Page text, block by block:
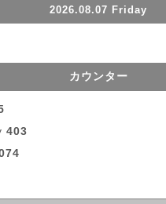
2026.08.07 Friday
カウンター
403